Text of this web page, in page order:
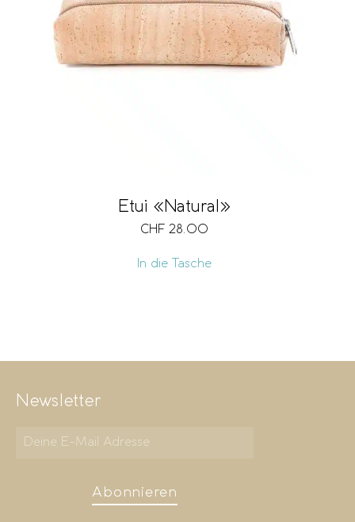
Etui «Natural»
CHF 28.00
In die Tasche
Newsletter
Abonnieren